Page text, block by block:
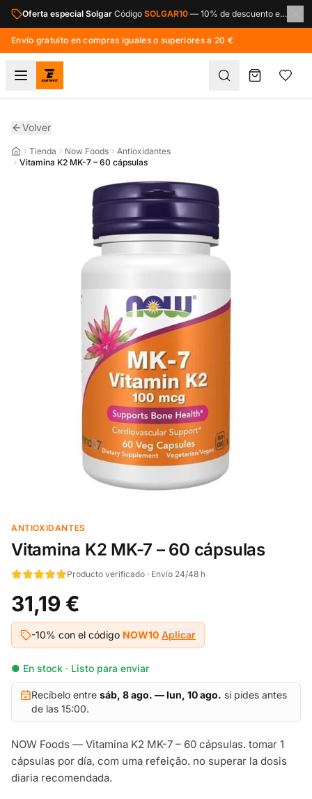
Saltar al contenido principal
Oferta especial Solgar Código SOLGAR10 — 10% de descuento en toda la marca Solgar.
Envío gratuito en compras iguales o superiores a 20 €
Volver
Tienda Now Foods
Antioxidantes
Vitamina K2 MK-7 – 60 cápsulas
ANTIOXIDANTES
Vitamina K2 MK-7 – 60 cápsulas
Producto verificado · Envío 24/48 h
31,19 €
-10% con el código NOW10 Aplicar
● En stock · Listo para enviar
Recíbelo entre sáb, 8 ago. — lun, 10 ago. si pides antes
de las 15:00.
NOW Foods — Vitamina K2 MK-7 – 60 cápsulas. tomar 1
cápsulas por día, com uma refeição. no superar la dosis
diaria recomendada.